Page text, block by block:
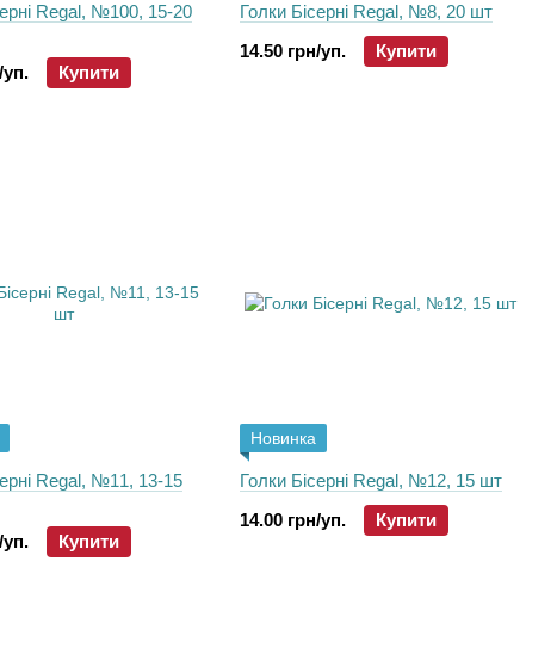
Regal, №100, 15-20
уп.
Купити
Голки Бісерні Regal, №8, 20 шт
14.50 грн/уп.
Купити
Regal, №11, 13-15
уп.
Купити
Новинка
Голки Бісерні Regal, №12, 15 шт
14.00 грн/уп.
Купити